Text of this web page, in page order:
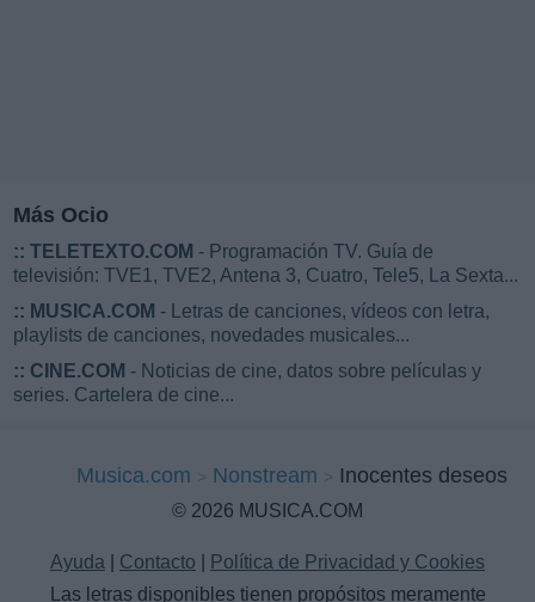
Más Ocio
:: TELETEXTO.COM - Programación TV. Guía de
televisión: TVE1, TVE2, Antena 3, Cuatro, Tele5, La Sexta...
:: MUSICA.COM - Letras de canciones, vídeos con letra,
playlists de canciones, novedades musicales...
:: CINE.COM - Noticias de cine, datos sobre películas y
series. Cartelera de cine...
Musica.com Nonstream Inocentes deseos
© 2026 MUSICA.COM
Ayuda Contacto
Política de Privacidad y Cookies
Las letras disponibles tienen propósitos meramente